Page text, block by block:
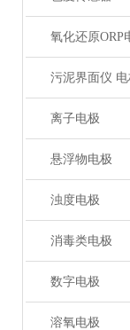
氧化还原ORP
污泥界面仪 电
离子电极
悬浮物电极
浊度电极
消毒类电极
数字电极
溶氧电极